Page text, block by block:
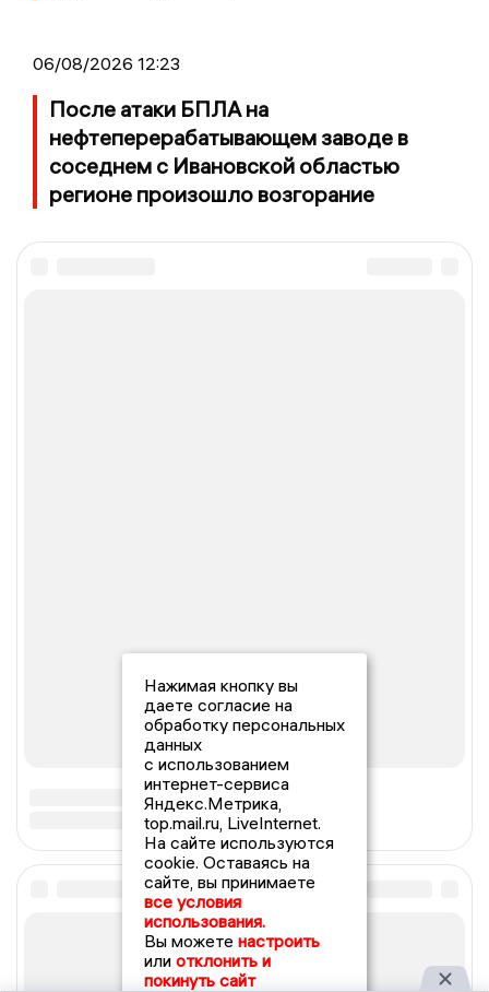
06/08/2026 12:23
После атаки БПЛА на
нефтеперерабатывающем заводе в
соседнем с Ивановской областью
регионе произошло возгорание
Нажимая кнопку вы
даете согласие на
обработку персональных
данных
с использованием
интернет-сервиса
Яндекс.Метрика,
top.mail.ru, LiveInternet.
На сайте используются
cookie. Оставаясь на
сайте, вы принимаете
все условия
использования.
Вы можете настроить
или отклонить и
покинуть сайт